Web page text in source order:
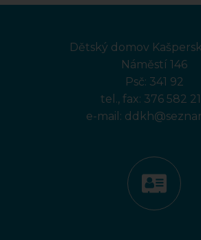
Dětský domov
Náměstí 146
Psč: 341 92
tel., fax: 376 582
e-mail: